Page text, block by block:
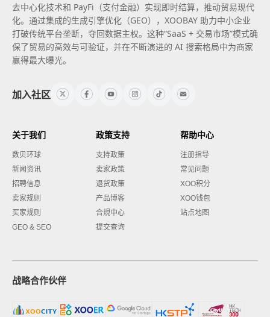
去中心化技术和 PayFi（支付金融）实现即时结算，推动贸易现代
化。通过集成的生成引擎优化（GEO），XOOBAY 助力中小企业
打破传统平台垄断，夺回数据主权。这种“SaaS + 交易市场”模式确
保了贸易的高效与可验证，并在不断演进的 AI 搜索格局中为商家
赢得最大曝光。
加入社区
关于我们
数贝环球
新闻资讯
招聘信息
卖家规则
买家规则
GEO & SEO
政策支持
支持政策
卖家政策
退货政策
产品博客
合規中心
提交查询
帮助中心
注册指导
常见问题
XOO积分
XOO钱包
站点地图
战略合作伙伴